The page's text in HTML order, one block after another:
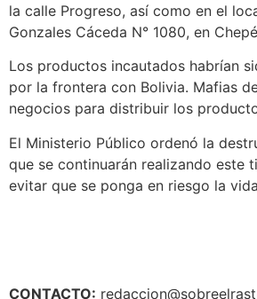
la calle Progreso, así como en el
Gonzales Cáceda N° 1080, en
Los productos incautados habrían
por la frontera con Bolivia. Mafias
negocios para distribuir los
El Ministerio Público ordenó la
que se continuarán realizando
evitar que se ponga en riesgo la
CONTACTO: